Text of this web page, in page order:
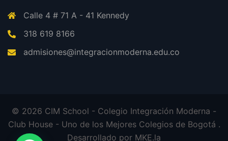
Calle 4 # 71 A - 41 Kennedy
318 619 8166
admisiones@integracionmoderna.edu.co
© 2026 CIM School - Colegio Integración Moderna -
Club House - Uno de los Mejores Colegios de Bogotá .
Desarrollado por MKE.la